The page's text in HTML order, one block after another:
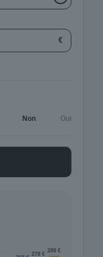
€
Non Oui